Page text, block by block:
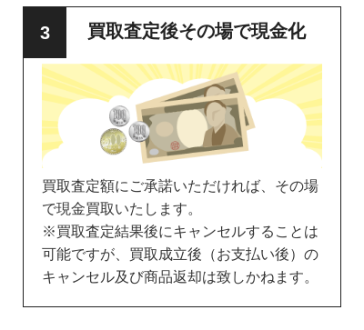
買取査定後その場で現金化
買取査定額にご承諾いただければ、その場
で現金買取いたします。
※買取査定結果後にキャンセルすることは
可能ですが、買取成立後（お支払い後）の
キャンセル及び商品返却は致しかねます。